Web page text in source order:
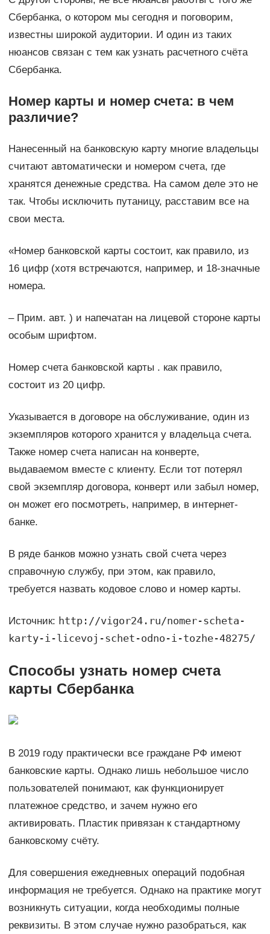
Сбербанка, о котором мы сегодня и поговорим,
известны широкой аудитории. И один из таких
нюансов связан с тем как узнать расчетного счёта
Сбербанка.
Номер карты и номер счета: в чем
различие?
Нанесенный на банковскую карту многие владельцы
считают автоматически и номером счета, где
хранятся денежные средства. На самом деле это не
так. Чтобы исключить путаницу, расставим все на
свои места.
«Номер банковской карты состоит, как правило, из
16 цифр (хотя встречаются, например, и 18-значные
номера.
– Прим. авт. ) и напечатан на лицевой стороне карты
особым шрифтом.
Номер счета банковской карты . как правило,
состоит из 20 цифр.
Указывается в договоре на обслуживание, один из
экземпляров которого хранится у владельца счета.
Также номер счета написан на конверте,
выдаваемом вместе с клиенту. Если тот потерял
свой экземпляр договора, конверт или забыл номер,
он может его посмотреть, например, в интернет-
банке.
В ряде банков можно узнать свой счета через
справочную службу, при этом, как правило,
требуется назвать кодовое слово и номер карты.
Источник: http://vigor24.ru/nomer-scheta-
karty-i-licevoj-schet-odno-i-tozhe-48275/
Способы узнать номер счета
карты Сбербанка
В 2019 году практически все граждане РФ имеют
банковские карты. Однако лишь небольшое число
пользователей понимают, как функционирует
платежное средство, и зачем нужно его
активировать. Пластик привязан к стандартному
банковскому счёту.
Для совершения ежедневных операций подобная
информация не требуется. Однако на практике могут
возникнуть ситуации, когда необходимы полные
реквизиты. В этом случае нужно разобраться, как